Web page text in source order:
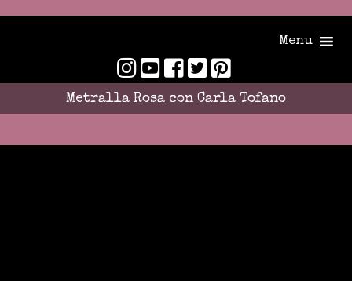
Menu
Metralla Rosa con Carla Tofano